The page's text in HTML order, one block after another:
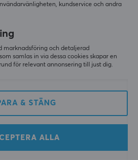
kundservice och andra
marknadsföring och detaljerad
samlas in via dessa cookies skapar en
för relevant annonsering till just dig.
& STÄNG
ALLA